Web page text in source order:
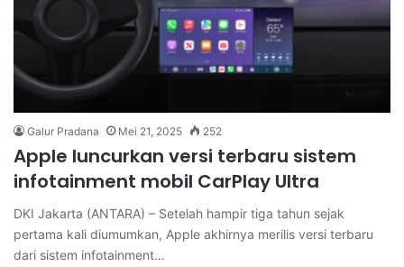
Galur Pradana Mei 21, 2025 252
Apple luncurkan versi terbaru sistem
infotainment mobil CarPlay Ultra
DKI Jakarta (ANTARA) – Setelah hampir tiga tahun sejak
pertama kali diumumkan, Apple akhirnya merilis versi terbaru
dari sistem infotainment…